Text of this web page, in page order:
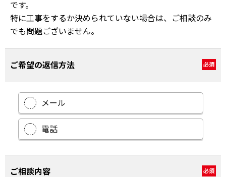
です。
特に工事をするか決められていない場合は、ご相談のみ
でも問題ございません。
ご希望の返信方法 必須
メール
電話
ご相談内容 必須